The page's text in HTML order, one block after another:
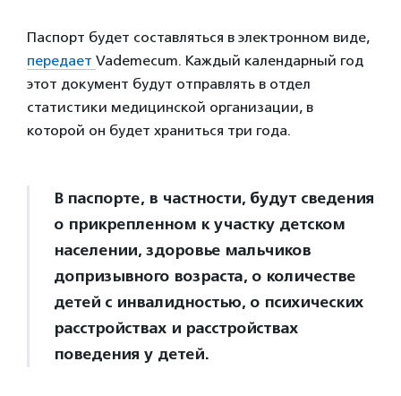
Паспорт будет составляться в электронном виде,
передает Vademecum. Каждый календарный год
этот документ будут отправлять в отдел
статистики медицинской организации, в
которой он будет храниться три года.
В паспорте, в частности, будут сведения
о прикрепленном к участку детском
населении, здоровье мальчиков
допризывного возраста, о количестве
детей с инвалидностью, о психических
расстройствах и расстройствах
поведения у детей.